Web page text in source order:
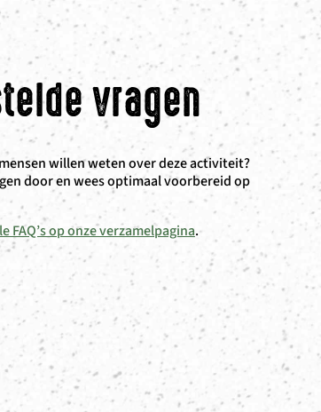
vragen
willen weten over deze activiteit?
door en wees optimaal voorbereid op
FAQ’s op onze verzamelpagina.